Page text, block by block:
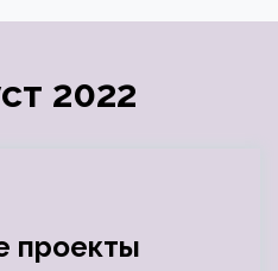
2022
проекты